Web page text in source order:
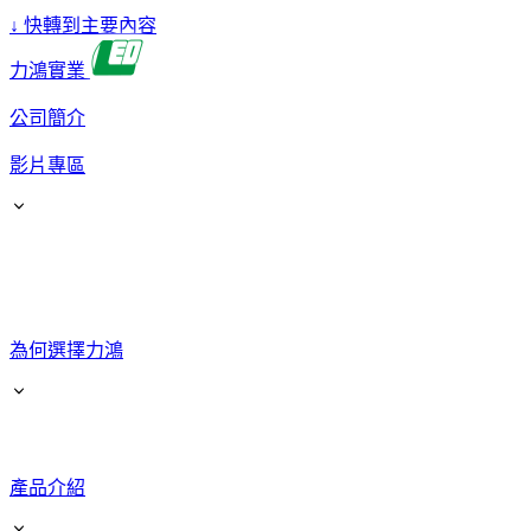
↓ 快轉到主要內容
力鴻實業
公司簡介
影片專區
為何選擇力鴻
產品介紹